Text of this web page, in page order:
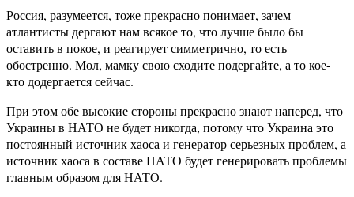
Россия, разумеется, тоже прекрасно понимает, зачем
атлантисты дергают нам всякое то, что лучше было бы
оставить в покое, и реагирует симметрично, то есть
обостренно. Мол, мамку свою сходите подергайте, а то кое-
кто додергается сейчас.
При этом обе высокие стороны прекрасно знают наперед, что
Украины в НАТО не будет никогда, потому что Украина это
постоянный источник хаоса и генератор серьезных проблем, а
источник хаоса в составе НАТО будет генерировать проблемы
главным образом для НАТО.